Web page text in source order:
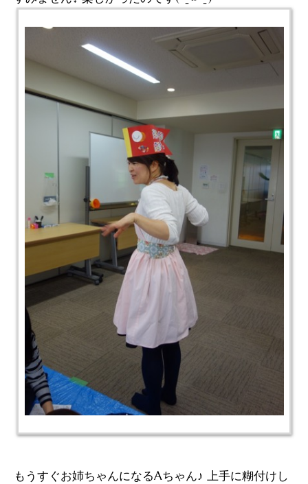
もうすぐお姉ちゃんになるAちゃん♪ 上手に糊付けし